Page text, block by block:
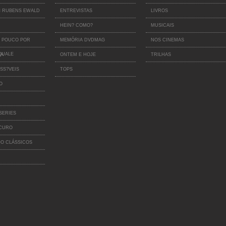
RUBENS EWALD
POR
CLÁSSICOS
ENTREVISTAS
HEIN? COMO?
MEMÓRIA DVDMAG
ONTEM E HOJE
TOPS
LIVROS
MUSICAIS
NOS CINEMAS
TRILHAS